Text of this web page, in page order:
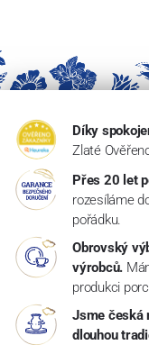
Díky
Zlaté
Přes 20 let
rozesíláme
pořádku.
Obrovský
výrobců.
produkci
Jsme česká
dlouhou